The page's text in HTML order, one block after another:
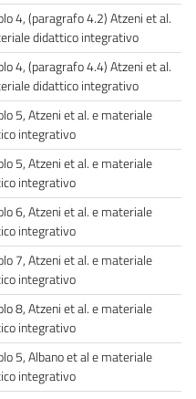
4, (paragrafo 4.2) Atzeni et al.
didattico integrativo
4, (paragrafo 4.4) Atzeni et al.
didattico integrativo
5, Atzeni et al. e materiale
integrativo
5, Atzeni et al. e materiale
integrativo
6, Atzeni et al. e materiale
integrativo
7, Atzeni et al. e materiale
integrativo
8, Atzeni et al. e materiale
integrativo
5, Albano et al e materiale
integrativo